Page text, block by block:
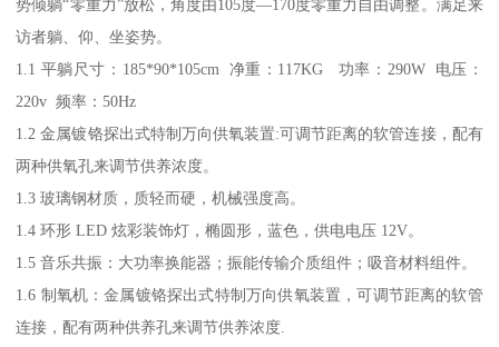
势倾躺“零重力”放松，角度由105度—170度零重力自由调整。满足来
访者躺、仰、坐姿势。
1.1 平躺尺寸：185*90*105cm 净重：117KG 功率：290W 电压：
220v 频率：50Hz
1.2 金属镀铬探出式特制万向供氧装置:可调节距离的软管连接，配有
两种供氧孔来调节供养浓度。
1.3 玻璃钢材质，质轻而硬，机械强度高。
1.4 环形 LED 炫彩装饰灯，椭圆形，蓝色，供电电压 12V。
1.5 音乐共振：大功率换能器；振能传输介质组件；吸音材料组件。
1.6 制氧机：金属镀铬探出式特制万向供氧装置，可调节距离的软管
连接，配有两种供养孔来调节供养浓度.